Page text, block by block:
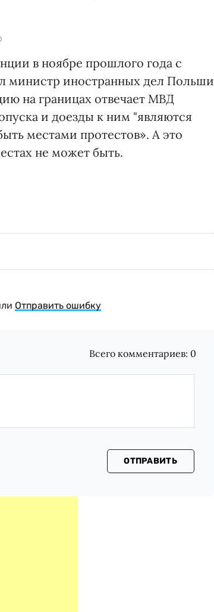
в ноябре прошлого года с
министр иностранных дел Польши
на границах отвечает МВД
и доезды к ним "являются
местами протестов». А это
не может быть.
Отправить ошибку
Всего комментариев: 0
ОТПРАВИТЬ